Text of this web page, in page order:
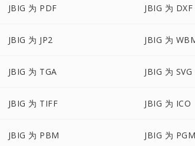
JBIG 为 PDF JBIG 为 DXF
JBIG 为 JP2 JBIG 为
JBIG 为 TGA JBIG 为 SVG
JBIG 为 TIFF JBIG 为 ICO
JBIG 为 PBM JBIG 为 PGM